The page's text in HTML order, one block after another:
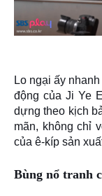
Lo ngại ấy
động của Ji Ye
dựng theo kịch
mãn, không chỉ
của ê-kíp sản
Bùng nổ tranh